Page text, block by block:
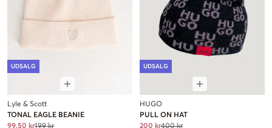
UDSALG
Lyle & Scott
TONAL EAGLE BEANIE
99,50 kr199 kr
UDSALG
HUGO
PULL ON HAT
200 kr400 kr